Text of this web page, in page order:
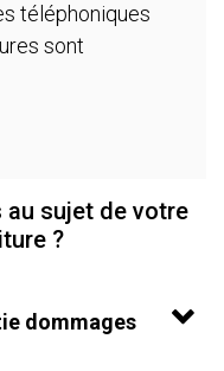
téléphoniques
sont
sujet de votre
?
dommages